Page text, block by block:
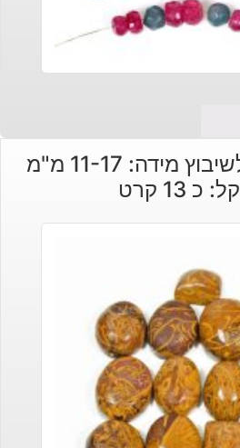
ג'ספר מלוטש לשיבוץ מידה: 11-17 מ"מ
13 קרט